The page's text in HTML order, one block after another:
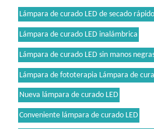
Lámpara de curado LED de secado rápido
Lámpara de curado LED inalámbrica
Lámpara de curado LED sin manos
Lámpara de fototerapia Lámpara de
Nueva lámpara de curado LED
Conveniente lámpara de curado LED